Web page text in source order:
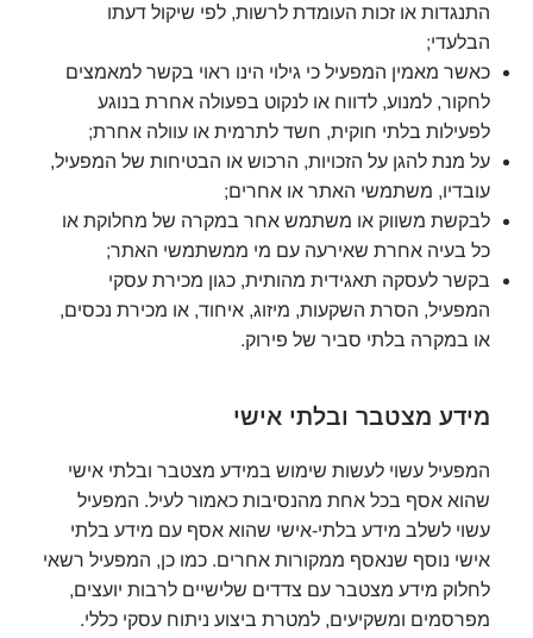
התנגדות או זכות העומדת לרשות, לפי שיקול דעתו
הבלעדי;
כאשר מאמין המפעיל כי גילוי הינו ראוי בקשר למאמצים
לחקור, למנוע, לדווח או לנקוט בפעולה אחרת בנוגע
לפעילות בלתי חוקית, חשד לתרמית או עוולה אחרת;
על מנת להגן על הזכויות, הרכוש או הבטיחות של המפעיל,
עובדיו, משתמשי האתר או אחרים;
לבקשת משווק או משתמש אחר במקרה של מחלוקת או
כל בעיה אחרת שאירעה עם מי ממשתמשי האתר;
בקשר לעסקה תאגידית מהותית, כגון מכירת עסקי
המפעיל, הסרת השקעות, מיזוג, איחוד, או מכירת נכסים,
או במקרה בלתי סביר של פירוק.
מידע מצטבר ובלתי אישי
המפעיל עשוי לעשות שימוש במידע מצטבר ובלתי אישי
שהוא אסף בכל אחת מהנסיבות כאמור לעיל. המפעיל
עשוי לשלב מידע בלתי-אישי שהוא אסף עם מידע בלתי
אישי נוסף שנאסף ממקורות אחרים. כמו כן, המפעיל רשאי
לחלוק מידע מצטבר עם צדדים שלישיים לרבות יועצים,
מפרסמים ומשקיעים, למטרת ביצוע ניתוח עסקי כללי.